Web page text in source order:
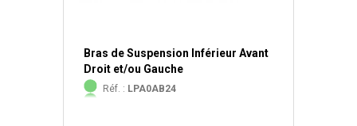
Bras de Suspension Inférieur Avant
Droit et/ou Gauche
Réf. : LPA0AB24